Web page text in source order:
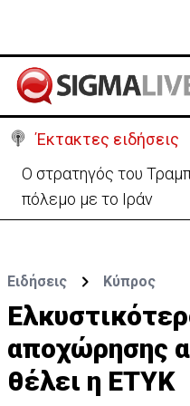
Έκτακτες ειδήσεις
Ο στρατηγός του
πόλεμο με το Ιράν
Ειδήσεις Κύπρος
αποχώρησης
θέλει η ΕΤΥΚ